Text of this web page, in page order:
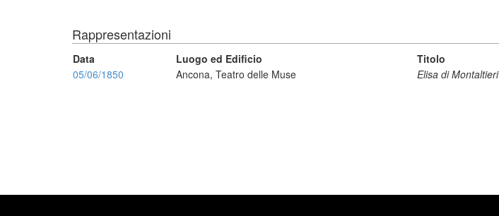
Rappresentazioni
Data Luogo ed Edificio Titolo
05/06/1850
Ancona, Teatro delle Muse Elisa di Montaltieri